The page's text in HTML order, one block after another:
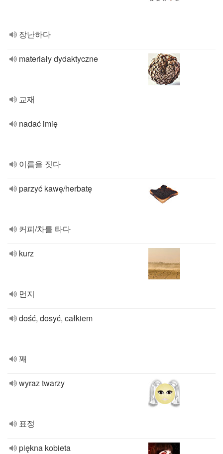
장난하다
materiały dydaktyczne
교재
nadać imię
이름을 짓다
parzyć kawę/herbatę
커피/차를 타다
kurz
먼지
dość, dosyć, całkiem
꽤
wyraz twarzy
표정
piękna kobieta